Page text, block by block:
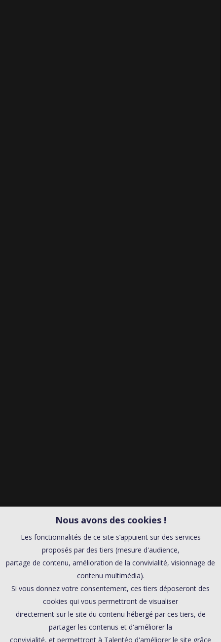
Nous avons des cookies !
Les fonctionnalités de ce site s’appuient sur des services
proposés par des tiers (mesure d'audience,
partage de contenu, amélioration de la convivialité, visionnage de
contenu multimédia).
Si vous donnez votre consentement, ces tiers déposeront des
cookies qui vous permettront de visualiser
directement sur le site du contenu hébergé par ces tiers, de
partager les contenus et d'améliorer la
convivialité, et permettront à Talentéo d'améliorer le site grâce